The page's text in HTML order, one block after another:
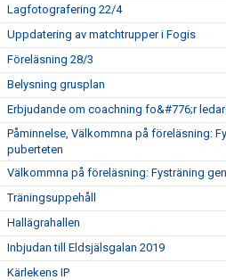
Lagfotografering 22/4
Uppdatering av matchtrupper i Fogis
Föreläsning 28/3
Belysning grusplan
Erbjudande om coachning fo&#776;r
Påminnelse, Välkommna på föreläsning:
puberteten
Välkommna på föreläsning: Fysträning
Träningsuppehåll
Hallägrahallen
Inbjudan till Eldsjälsgalan 2019
Kärlekens IP